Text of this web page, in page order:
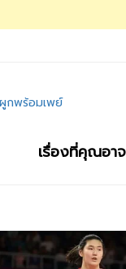
กพร้อมเพย์
เรื่องที่คุณอา